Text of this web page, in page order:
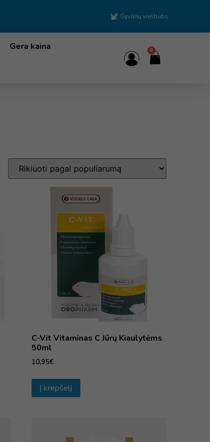
Gyvūnų viešbutis
Gera kaina
0
C-Vit Vitaminas C Jūrų Kiaulytėms
50ml
10,95€
Į krepšelį